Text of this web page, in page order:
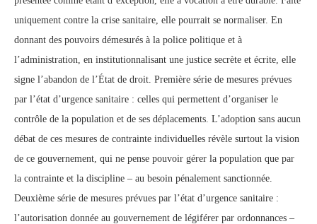
uniquement contre la crise sanitaire, elle pourrait se normaliser. En
donnant des pouvoirs démesurés à la police politique et à
l’administration, en institutionnalisant une justice secrète et écrite, elle
signe l’abandon de l’État de droit. Première série de mesures prévues
par l’état d’urgence sanitaire : celles qui permettent d’organiser le
contrôle de la population et de ses déplacements. L’adoption sans aucun
débat de ces mesures de contrainte individuelles révèle surtout la vision
de ce gouvernement, qui ne pense pouvoir gérer la population que par
la contrainte et la discipline – au besoin pénalement sanctionnée.
Deuxième série de mesures prévues par l’état d’urgence sanitaire :
l’autorisation donnée au gouvernement de légiférer par ordonnances –